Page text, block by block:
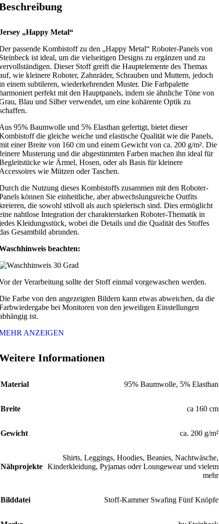
„Happy Metal“
passende Kombistoff zu den „Happy Metal“ Roboter-Panels von
ist ideal, um die vielseitigen Designs zu ergänzen und zu
Dieser Stoff greift die Hauptelemente des Themas
wie kleinere Roboter, Zahnräder, Schrauben und Muttern, jedoch
einem subtileren, wiederkehrenden Muster. Die Farbpalette
perfekt mit den Hauptpanels, indem sie ähnliche Töne von
Blau und Silber verwendet, um eine kohärente Optik zu
95% Baumwolle und 5% Elasthan gefertigt, bietet dieser
die gleiche weiche und elastische Qualität wie die Panels,
einer Breite von 160 cm und einem Gewicht von ca. 200 g/m². Die
Musterung und die abgestimmten Farben machen ihn ideal für
wie Ärmel, Hosen, oder als Basis für kleinere
wie Mützen oder Taschen.
die Nutzung dieses Kombistoffs zusammen mit den Roboter-
können Sie einheitliche, aber abwechslungsreiche Outfits
die sowohl stilvoll als auch spielerisch sind. Dies ermöglicht
nahtlose Integration der charakterstarken Roboter-Thematik in
Kleidungsstück, wobei die Details und die Qualität des Stoffes
Gesamtbild abrunden.
beachten:
der Verarbeitung sollte der Stoff einmal vorgewaschen werden.
Farbe von den angezeigten Bildern kann etwas abweichen, da die
bei Monitoren von den jeweiligen Einstellungen
ist.
ANZEIGEN
Informationen
Material 95% Baumwolle, 5% Elasthan
Breite ca 160 cm
Gewicht ca. 200 g/m²
Nähprojekte
Shirts, Leggings, Hoodies, Beanies, Nachtwäsche,
Kinderkleidung, Pyjamas oder Loungewear und vielem
mehr
Bilddatei Stoff-Kammer Swafing Fünf Knöpfe